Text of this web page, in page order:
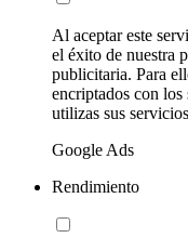
Al aceptar este
el éxito de nuestra
publicitaria. Para
encriptados con los
utilizas sus
Google Ads
Rendimiento